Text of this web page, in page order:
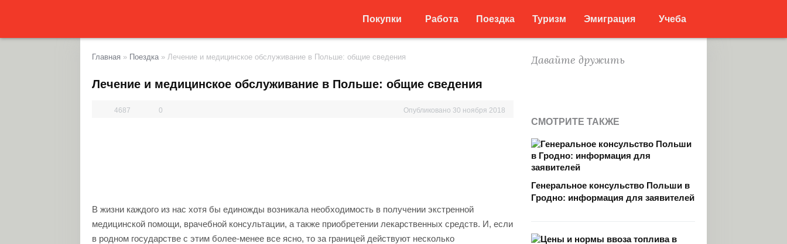
Покупки Работа Поездка Туризм Эмиграция Учеба
Главная » Поездка» Лечение и медицинское обслуживание в Польше: общие сведения
Лечение и медицинское обслуживание в Польше: общие сведения
4687 0 Опубликовано 30 ноября 2018
В жизни каждого из нас хотя бы единожды возникала необходимость в получении экстренной
медицинской помощи, врачебной консультации, а также приобретении лекарственных средств. И, если
в родном государстве с этим более-менее все ясно, то за границей действуют несколько
Давайте дружить
СМОТРИТЕ ТАКЖЕ
Генеральное консульство Польши в
Гродно: информация для заявителей